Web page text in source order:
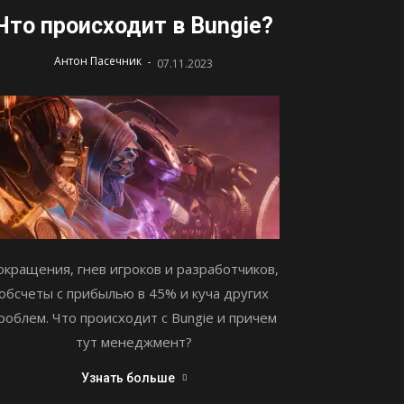
происходит в Bungie?
Антон Пасечник - 07.11.2023
гнев игроков и разработчиков,
с прибылью в 45% и куча других
Что происходит с Bungie и причем
тут менеджмент?
Узнать больше